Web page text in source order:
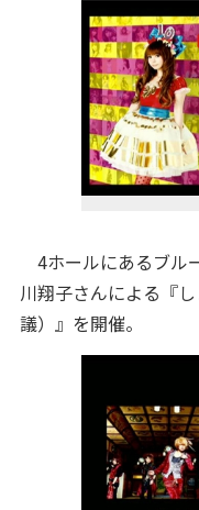
4ホールにあるブル
川翔子さんによる『
議）』を開催。